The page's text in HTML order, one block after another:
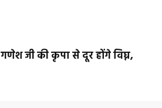
गणेश जी की कृपा से दूर होंगे विघ्न,